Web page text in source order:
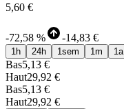
5,60 €
-72,58 % -14,83 €
1h 24h 1sem 1m 1a
Bas5,13 €
Haut29,92 €
Bas5,13 €
Haut29,92 €